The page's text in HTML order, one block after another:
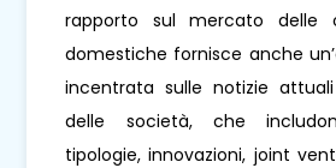
rapporto sul mercato delle
domestiche fornisce anche
incentrata sulle notizie
delle società, che
tipologie, innovazioni, joint